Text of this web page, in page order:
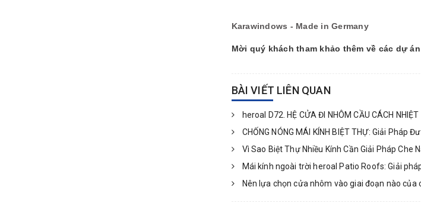
Karawindows - Made in Germany
Mời quý khách tham khảo thêm về các dự
BÀI VIẾT LIÊN QUAN
heroal D72. HỆ CỬA ĐI NHÔM CẦU CÁCH
CHỐNG NÓNG MÁI KÍNH BIỆT THỰ: Giải Pháp
Vì Sao Biệt Thự Nhiều Kính Cần Giải Pháp Che
Mái kính ngoài trời heroal Patio Roofs: Giải
Nên lựa chọn cửa nhôm vào giai đoạn nào của